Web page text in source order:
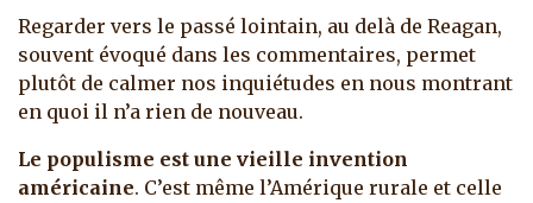
Regarder vers le passé lointain, au delà de Reagan,
souvent évoqué dans les commentaires, permet
plutôt de calmer nos inquiétudes en nous montrant
en quoi il n’a rien de nouveau.
Le populisme est une vieille invention
américaine. C’est même l’Amérique rurale et celle